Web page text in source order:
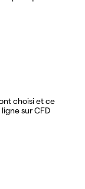
choisi et ce
sur CFD